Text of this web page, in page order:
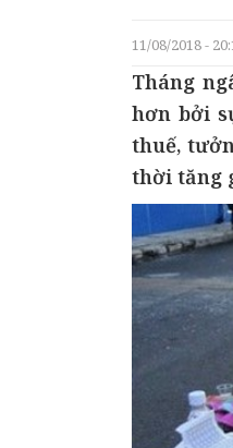
11/08/2018 -
Tháng
hơn bởi
thuế,
thời tăng